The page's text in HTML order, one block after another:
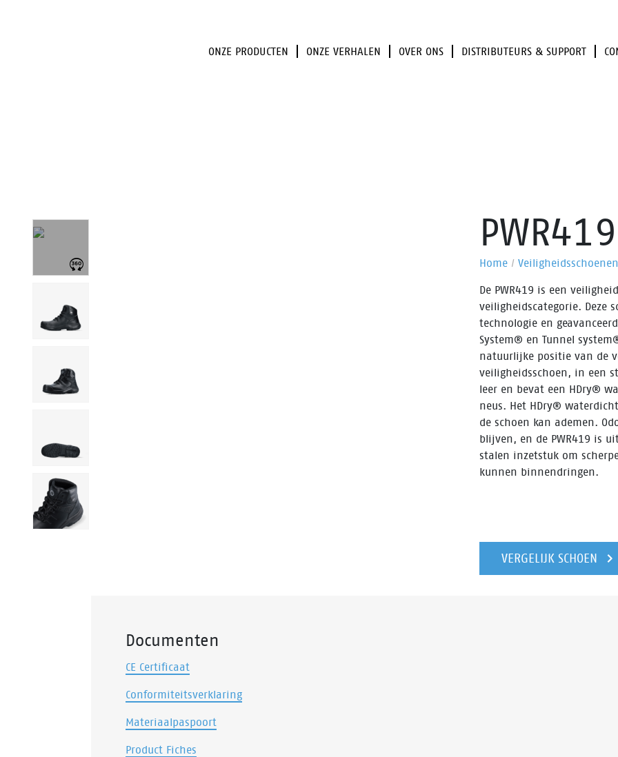
ONZE PRODUCTEN ONZE VERHALEN OVER ONS DISTRIBUTEURS & SUPPORT
Home/ Veiligheidsschoenen
De PWR419 is een
veiligheidscategorie. Deze
technologie en
System® en Tunnel
natuurlijke positie van de
veiligheidsschoen, in een
leer en bevat een HDry®
neus. Het HDry®
de schoen kan ademen.
blijven, en de PWR419 is
stalen inzetstuk om
kunnen binnendringen.
VERGELIJK SCHOEN
Documenten
CE Certificaat
Conformiteitsverklaring
Materiaalpaspoort
Product Fiches